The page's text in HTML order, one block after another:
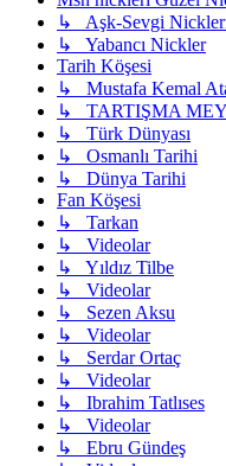
↳ Aşk-Sevgi
↳ Yabancı Nickler
Tarih Köşesi
↳ Mustafa Kemal
↳ TARTIŞMA
↳ Türk Dünyası
↳ Osmanlı Tarihi
↳ Dünya Tarihi
Fan Köşesi
↳ Tarkan
↳ Videolar
↳ Yıldız Tilbe
↳ Videolar
↳ Sezen Aksu
↳ Videolar
↳ Serdar Ortaç
↳ Videolar
↳ Ibrahim Tatlıses
↳ Videolar
↳ Ebru Gündeş